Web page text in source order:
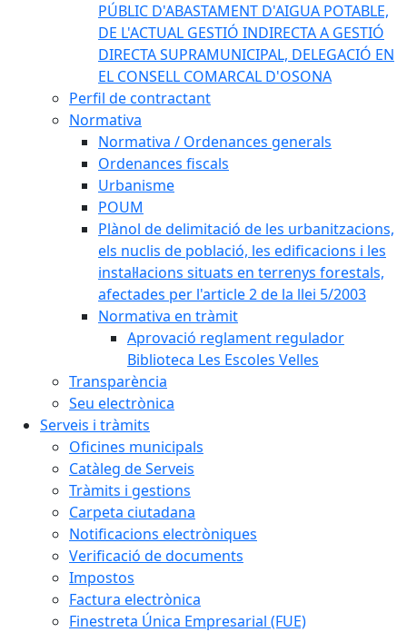
PÚBLIC D'ABASTAMENT D'AIGUA POTABLE,
DE L'ACTUAL GESTIÓ INDIRECTA A GESTIÓ
DIRECTA SUPRAMUNICIPAL, DELEGACIÓ EN
EL CONSELL COMARCAL D'OSONA
Perfil de contractant
Normativa
Normativa / Ordenances generals
Ordenances fiscals
Urbanisme
POUM
Plànol de delimitació de les urbanitzacions,
els nuclis de població, les edificacions i les
instal·lacions situats en terrenys forestals,
afectades per l'article 2 de la llei 5/2003
Normativa en tràmit
Aprovació reglament regulador
Biblioteca Les Escoles Velles
Transparència
Seu electrònica
Serveis i tràmits
Oficines municipals
Catàleg de Serveis
Tràmits i gestions
Carpeta ciutadana
Notificacions electròniques
Verificació de documents
Impostos
Factura electrònica
Finestreta Única Empresarial (FUE)